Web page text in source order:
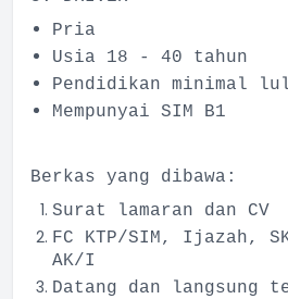
Pria
Usia 18 - 40 tahun
Pendidikan minimal
Mempunyai SIM B1
Berkas yang dibawa:
Surat lamaran dan CV
FC KTP/SIM, Ijazah,
AK/I
Datang dan langsung